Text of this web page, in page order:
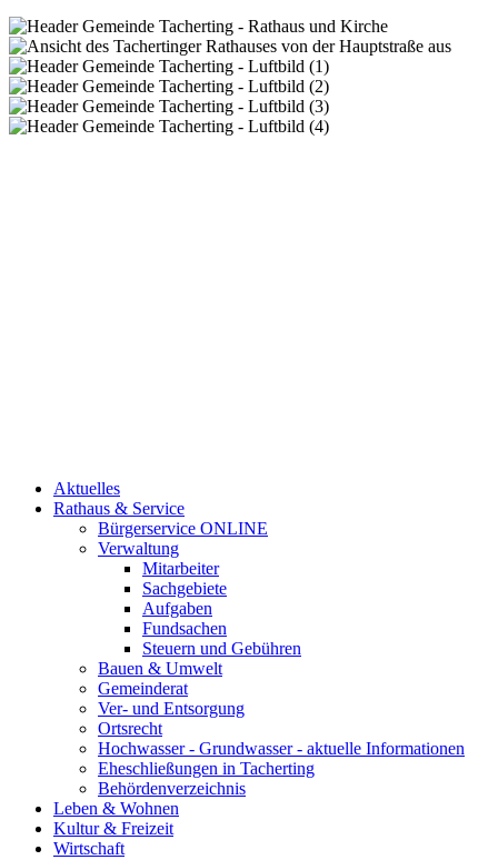
Aktuelles
Rathaus & Service
Bürgerservice ONLINE
Verwaltung
Mitarbeiter
Sachgebiete
Aufgaben
Fundsachen
Steuern und Gebühren
Bauen & Umwelt
Gemeinderat
Ver- und Entsorgung
Ortsrecht
Hochwasser - Grundwasser - aktuelle Informationen
Eheschließungen in Tacherting
Behördenverzeichnis
Leben & Wohnen
Kultur & Freizeit
Wirtschaft